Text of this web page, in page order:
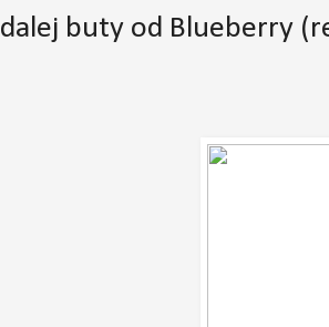
dalej buty od Blueberry